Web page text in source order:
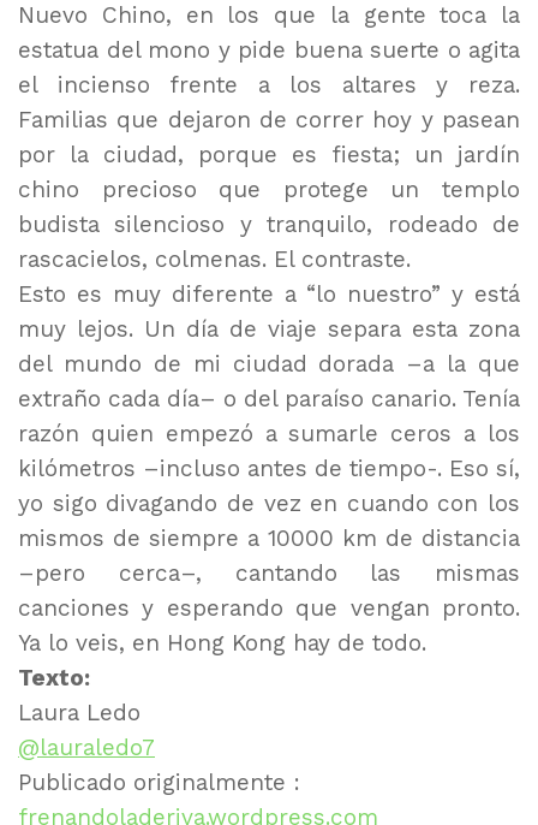
Nuevo Chino, en los que la gente toca la
estatua del mono y pide buena suerte o agita
el incienso frente a los altares y reza.
Familias que dejaron de correr hoy y pasean
por la ciudad, porque es fiesta; un jardín
chino precioso que protege un templo
budista silencioso y tranquilo, rodeado de
rascacielos, colmenas. El contraste.
Esto es muy diferente a “lo nuestro” y está
muy lejos. Un día de viaje separa esta zona
del mundo de mi ciudad dorada –a la que
extraño cada día– o del paraíso canario. Tenía
razón quien empezó a sumarle ceros a los
kilómetros –incluso antes de tiempo-. Eso sí,
yo sigo divagando de vez en cuando con los
mismos de siempre a 10000 km de distancia
–pero cerca–, cantando las mismas
canciones y esperando que vengan pronto.
Ya lo veis, en Hong Kong hay de todo.
Texto:
Laura Ledo
@lauraledo7
Publicado originalmente :
frenandoladeriva.wordpress.com